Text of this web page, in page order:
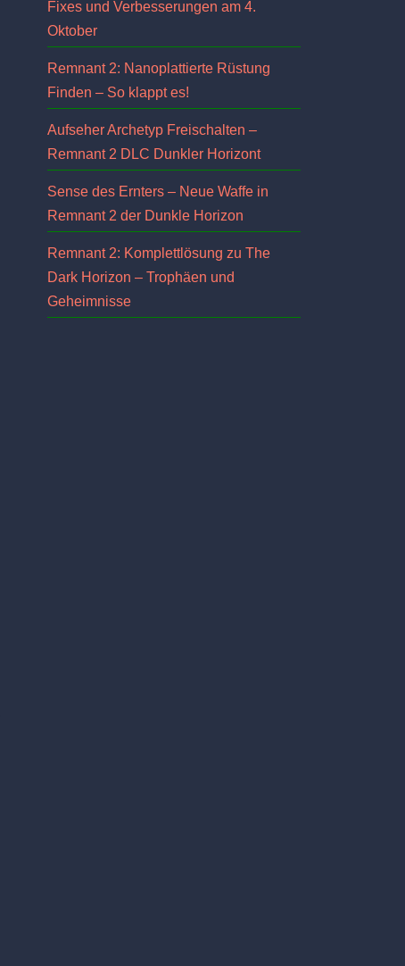
Fixes und Verbesserungen am 4.
Oktober
Remnant 2: Nanoplattierte Rüstung
Finden – So klappt es!
Aufseher Archetyp Freischalten –
Remnant 2 DLC Dunkler Horizont
Sense des Ernters – Neue Waffe in
Remnant 2 der Dunkle Horizon
Remnant 2: Komplettlösung zu The
Dark Horizon – Trophäen und
Geheimnisse